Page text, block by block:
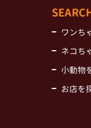
ワンち
ネコち
小動物
お店を